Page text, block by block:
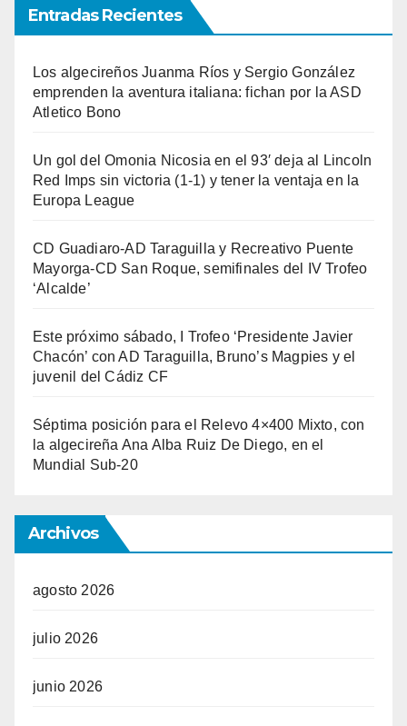
Entradas Recientes
Los algecireños Juanma Ríos y Sergio González
emprenden la aventura italiana: fichan por la ASD
Atletico Bono
Un gol del Omonia Nicosia en el 93′ deja al Lincoln
Red Imps sin victoria (1-1) y tener la ventaja en la
Europa League
CD Guadiaro-AD Taraguilla y Recreativo Puente
Mayorga-CD San Roque, semifinales del IV Trofeo
‘Alcalde’
Este próximo sábado, I Trofeo ‘Presidente Javier
Chacón’ con AD Taraguilla, Bruno’s Magpies y el
juvenil del Cádiz CF
Séptima posición para el Relevo 4×400 Mixto, con
la algecireña Ana Alba Ruiz De Diego, en el
Mundial Sub-20
Archivos
agosto 2026
julio 2026
junio 2026